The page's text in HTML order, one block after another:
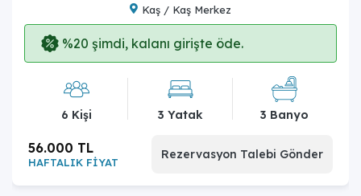
Kaş / Kaş Merkez
%20 şimdi, kalanı girişte öde.
6 Kişi 3 Yatak 3 Banyo
HAFTALIK FİYAT
56.000 TL Rezervasyon Talebi Gönder